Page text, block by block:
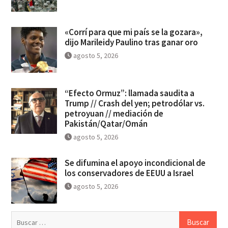
«Corrí para que mi país se la gozara»,
dijo Marileidy Paulino tras ganar oro
agosto 5, 2026
“Efecto Ormuz”: llamada saudita a
Trump // Crash del yen; petrodólar vs.
petroyuan // mediación de
Pakistán/Qatar/Omán
agosto 5, 2026
Se difumina el apoyo incondicional de
los conservadores de EEUU a Israel
agosto 5, 2026